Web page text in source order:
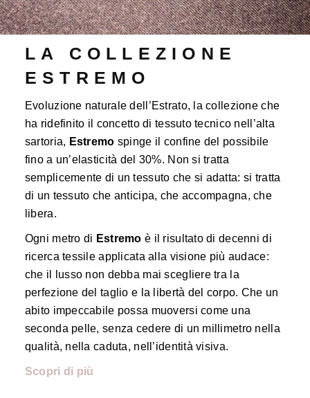
LA COLLEZIONE
ESTREMO
Evoluzione naturale dell’Estrato, la collezione che
ha ridefinito il concetto di tessuto tecnico nell’alta
sartoria, Estremo spinge il confine del possibile
fino a un’elasticità del 30%. Non si tratta
semplicemente di un tessuto che si adatta: si tratta
di un tessuto che anticipa, che accompagna, che
libera.
Ogni metro di Estremo è il risultato di decenni di
ricerca tessile applicata alla visione più audace:
che il lusso non debba mai scegliere tra la
perfezione del taglio e la libertà del corpo. Che un
abito impeccabile possa muoversi come una
seconda pelle, senza cedere di un millimetro nella
qualità, nella caduta, nell’identità visiva.
Scopri di più